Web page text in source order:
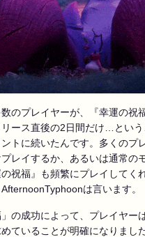
数のプレイヤーが、『幸運の祝
ース直後の2日間だけ…とい
トに続いたんです。多くのプ
レイするか、あるいは通常の
祝福』も頻繁にプレイしてく
は言います。
」の成功によって、プレイヤー
ていることが明確になりまし